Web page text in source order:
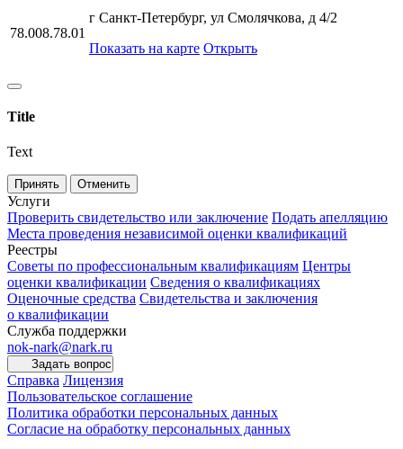
78.008.78.01
г Санкт-Петербург, ул Смолячкова, д 4/2
Показать на карте Открыть
Title
Text
Принять Отменить
Услуги
Проверить свидетельство или заключение Подать апелляцию
Места проведения независимой оценки квалификаций
Реестры
Советы по профессиональным квалификациям Центры
оценки квалификации Сведения о квалификациях
Оценочные средства Свидетельства и заключения
о квалификации
Служба поддержки
nok-nark@nark.ru
Задать вопрос
Справка Лицензия
Пользовательское соглашение
Политика обработки персональных данных
Согласие на обработку персональных данных